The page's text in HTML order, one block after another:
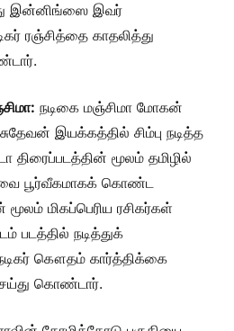
இன்னிங்ஸை இவர்
ரஞ்சித்தை காதலித்து
நடிகை மஞ்சிமா மோகன்
இயக்கத்தில் சிம்பு நடித்த
மூலம் தமிழில்
பூர்வீகமாகக் கொண்ட
மிகப்பெரிய ரசிகர்கள்
படத்தில் நடித்துக்
கௌதம் கார்த்திக்கை
கொண்டார்.